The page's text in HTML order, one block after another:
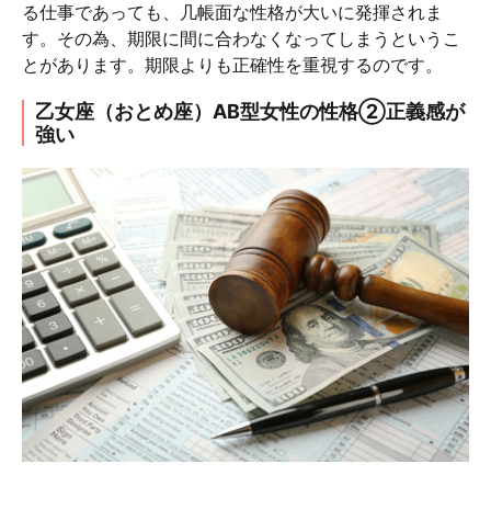
る仕事であっても、几帳面な性格が大いに発揮されま
す。その為、期限に間に合わなくなってしまうというこ
とがあります。期限よりも正確性を重視するのです。
乙女座（おとめ座）AB型女性の性格②正義感が
強い